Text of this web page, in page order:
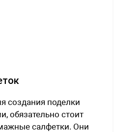
создания поделки
обязательно стоит
салфетки. Они